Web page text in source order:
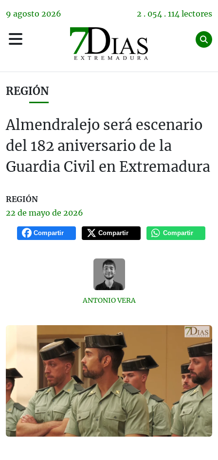
9 agosto 2026 2 . 054 . 114 lectores
REGIÓN
Almendralejo será escenario
del 182 aniversario de la
Guardia Civil en Extremadura
REGIÓN
22 de mayo de 2026
Compartir Compartir Compartir
ANTONIO VERA